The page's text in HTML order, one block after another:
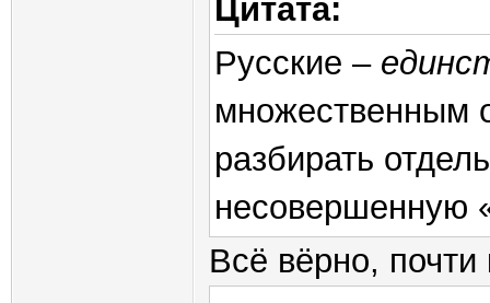
Цитата:
Русские –
множественным
разбирать
несовершенную
Всё вёрно,